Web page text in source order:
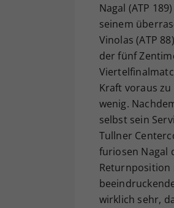
Nagal (ATP
seinem
Vinolas (ATP
der fünf
Kraft voraus
wenig.
selbst sein
Tullner
furiosen Nagal
Returnposition
wirklich sehr,